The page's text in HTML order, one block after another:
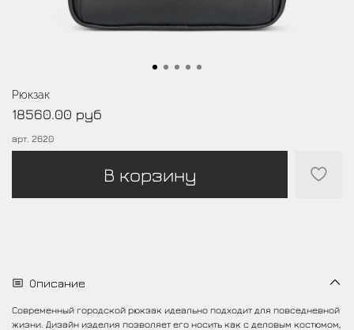
арт. 2620
Рюкзак
18560.00 руб
В корзину
Описание
Современный городской рюкзак идеально подходит для повседневной
жизни. Дизайн изделия позволяет его носить как с деловым костюмом,